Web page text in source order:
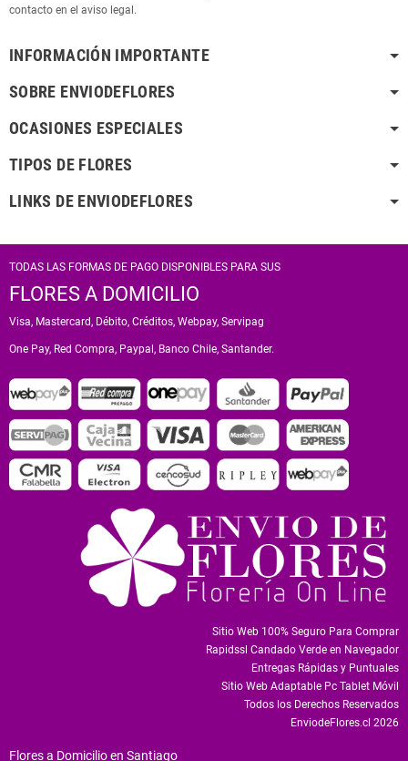
contacto en el aviso legal.
INFORMACIÓN IMPORTANTE
SOBRE ENVIODEFLORES
OCASIONES ESPECIALES
TIPOS DE FLORES
LINKS DE ENVIODEFLORES
TODAS LAS FORMAS DE PAGO DISPONIBLES PARA SUS
FLORES A DOMICILIO
Visa, Mastercard, Débito, Créditos, Webpay, Servipag
One Pay, Red Compra, Paypal, Banco Chile, Santander.
Sitio Web 100% Seguro Para Comprar
Rapidssl Candado Verde en Navegador
Entregas Rápidas y Puntuales
Sitio Web Adaptable Pc Tablet Móvil
Todos los Derechos Reservados
EnviodeFlores.cl 2026
Flores a Domicilio en Santiago